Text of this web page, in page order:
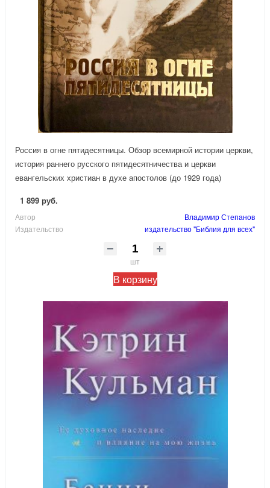
Россия в огне пятидесятницы. Обзор всемирной истории церкви,
история раннего русского пятидесятничества и церкви
евангельских христиан в духе апостолов (до 1929 года)
1 899 руб.
Автор
Владимир Степанов
Издательство
издательство "Библия для всех"
шт
В корзину